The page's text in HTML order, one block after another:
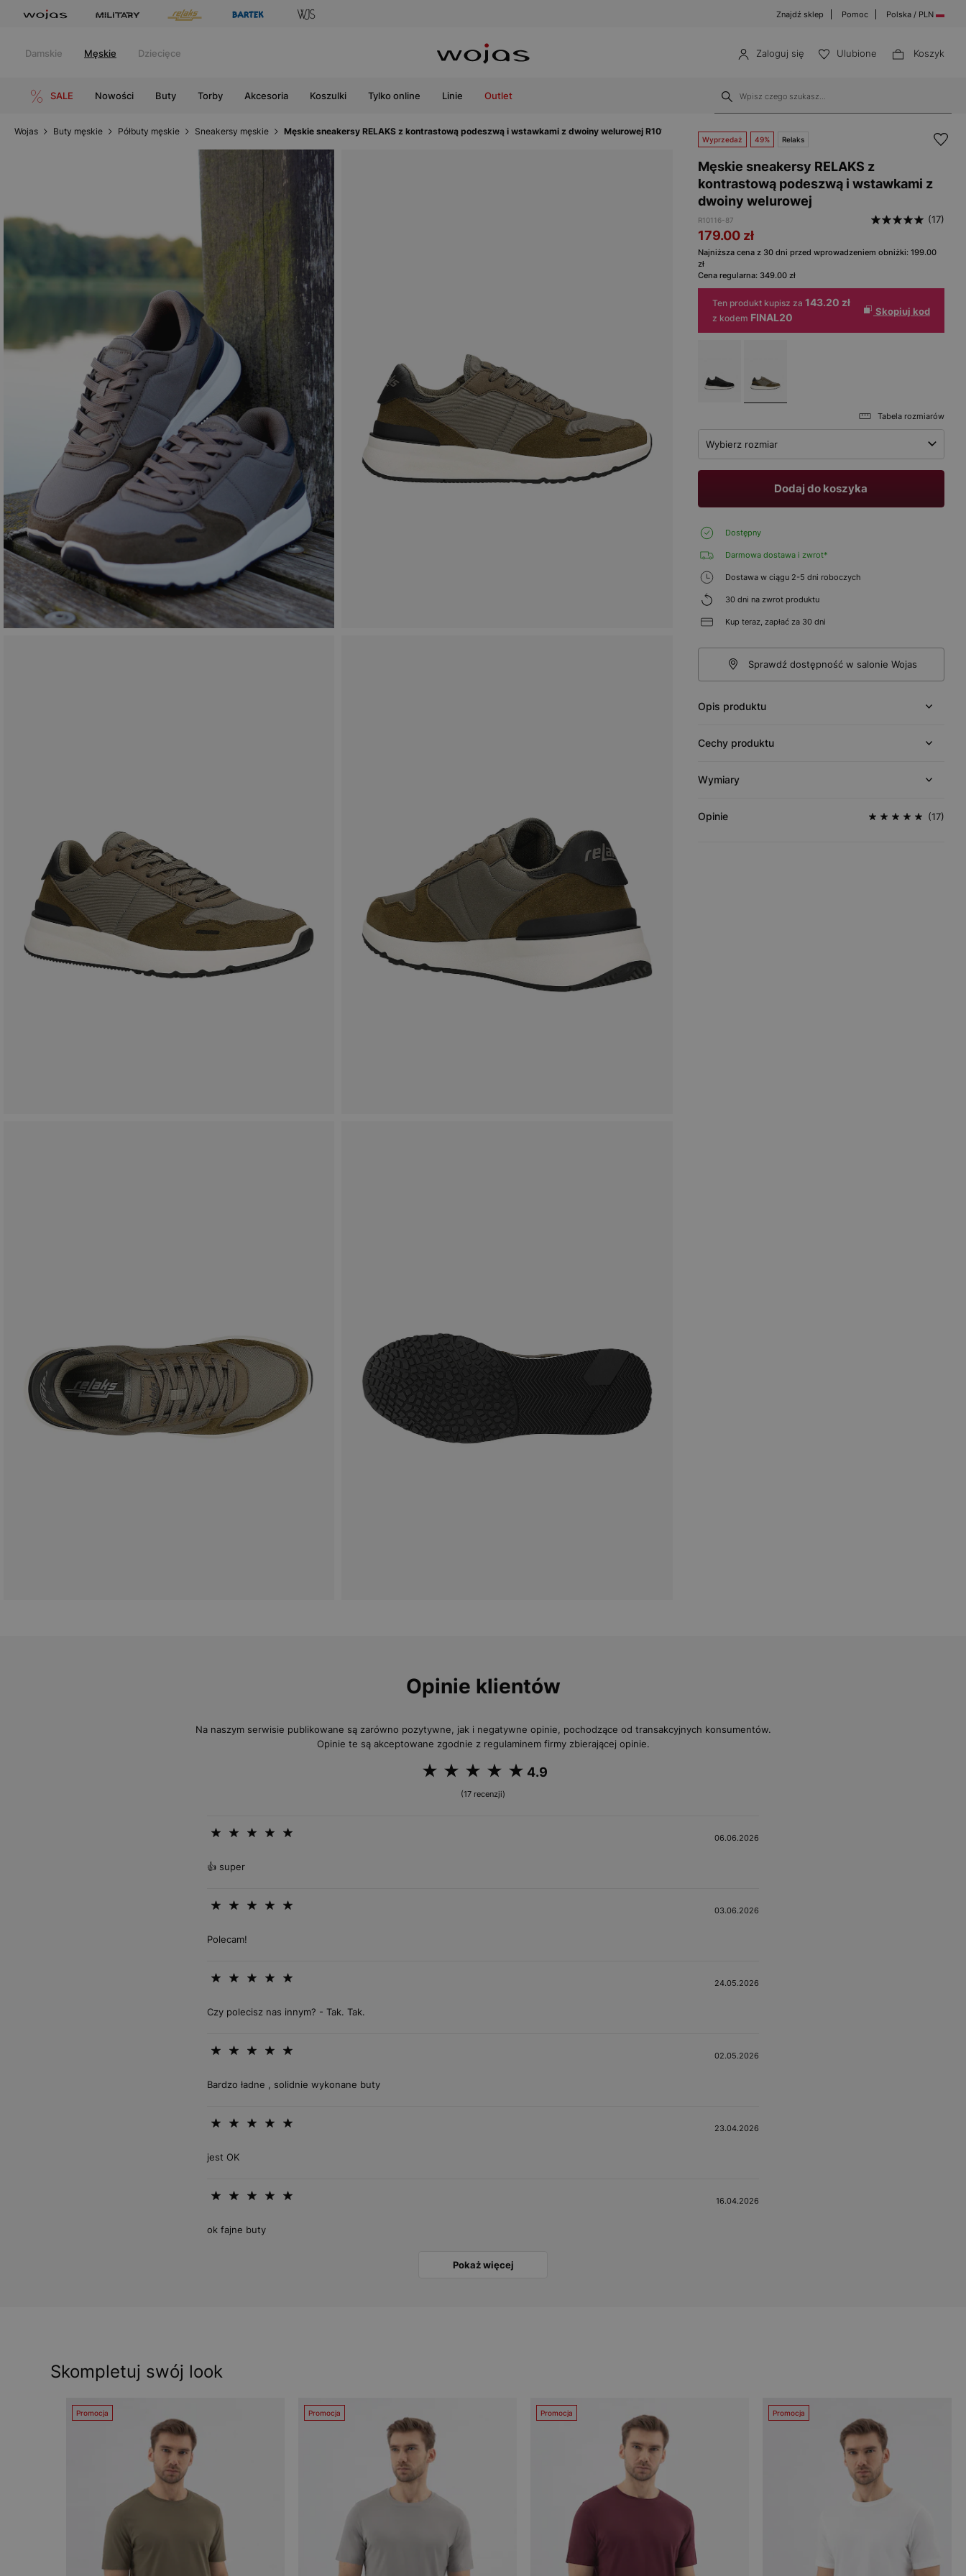
Znajdź sklep Pomoc Polska / PLN
Damskie Męskie Dziecięce Zaloguj się Ulubione Koszyk
SALE Nowości Buty Torby Akcesoria Koszulki Tylko online Linie Outlet
Wojas Buty męskie Półbuty męskie Sneakersy męskie Męskie sneakersy RELAKS z kontrastową podeszwą i wstawkami z dwoiny welurowej R10116-87
Wyprzedaż 49% Relaks
Męskie sneakersy RELAKS z
kontrastową podeszwą i wstawkami z
dwoiny welurowej
R10116-87 (17)
179.00zł
Najniższa cena z 30 dni przed wprowadzeniem obniżki: 199.00
zł
Cena regularna: 349.00zł
Ten produkt kupisz za 143.20 zł
z kodem FINAL20 Skopiuj kod
Tabela rozmiarów
Wybierz rozmiar
Dodaj do koszyka
Dostępny
Darmowa dostawa i zwrot*
Dostawa w ciągu 2-5 dni roboczych
30 dni na zwrot produktu
Kup teraz, zapłać za 30 dni
Sprawdź dostępność w salonie Wojas
Opis produktu
Cechy produktu
Wymiary
Opinie (17)
Opinie klientów
Na naszym serwisie publikowane są zarówno pozytywne, jak i negatywne opinie, pochodzące od transakcyjnych konsumentów.
Opinie te są akceptowane zgodnie z regulaminem firmy zbierającej opinie.
4.9
(17 recenzji)
06.06.2026
👍 super
03.06.2026
Polecam!
24.05.2026
Czy polecisz nas innym? - Tak. Tak.
02.05.2026
Bardzo ładne , solidnie wykonane buty
23.04.2026
jest OK
16.04.2026
ok fajne buty
Pokaż więcej
Skompletuj swój look
Promocja Promocja Promocja Promocja